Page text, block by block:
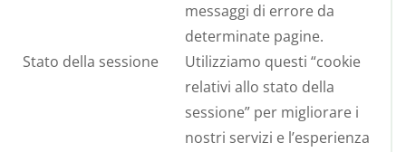
Stato della sessione
messaggi di errore da
determinate pagine.
Utilizziamo questi “cookie
relativi allo stato della
sessione” per migliorare i
nostri servizi e l’esperienza